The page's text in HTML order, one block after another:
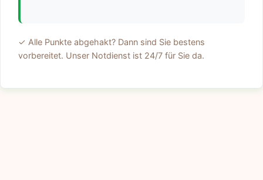
✓ Alle Punkte abgehakt? Dann sind Sie bestens
vorbereitet. Unser Notdienst ist 24/7 für Sie da.